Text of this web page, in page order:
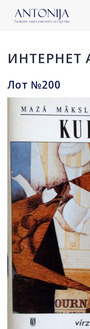
ИНТЕРНЕТ
Лот №200